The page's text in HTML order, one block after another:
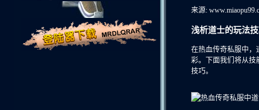
来源:
浅析道士的玩法
在热血传奇私服中，
彩。下面我们将从技
技巧。